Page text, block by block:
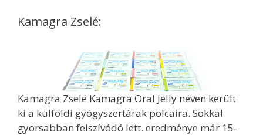
Kamagra Zselé:
Kamagra Zselé Kamagra Oral Jelly néven került
ki a külföldi gyógyszertárak polcaira. Sokkal
gyorsabban felszívódó lett. eredménye már 15-